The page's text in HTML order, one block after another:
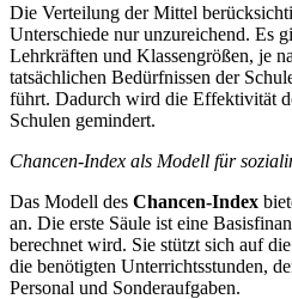
Die Verteilung der Mittel
Unterschiede nur unzureichend. Es
Lehrkräften und Klassengrößen, je
tatsächlichen Bedürfnissen der
führt. Dadurch wird die Effektivität
Schulen gemindert.
Chancen‑Index als Modell für
Das Modell des Chancen‑Index
an. Die erste Säule ist eine
berechnet wird. Sie stützt sich auf
die benötigten Unterrichtsstunden,
Personal und Sonderaufgaben.